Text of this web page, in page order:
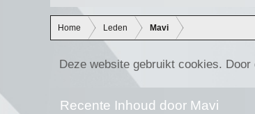
Home Leden Mavi
Deze website gebruikt cookies.
Recente Inhoud door Mavi